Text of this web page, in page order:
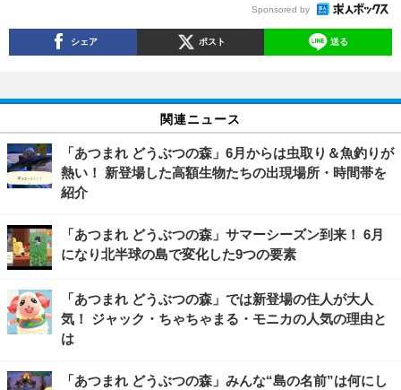
Sponsored by
シェア ポスト 送る
関連ニュース
「あつまれ どうぶつの森」6月からは虫取り＆魚釣りが
熱い！ 新登場した高額生物たちの出現場所・時間帯を
紹介
「あつまれ どうぶつの森」サマーシーズン到来！ 6月
になり北半球の島で変化した9つの要素
「あつまれ どうぶつの森」では新登場の住人が大人
気！ ジャック・ちゃちゃまる・モニカの人気の理由と
は
「あつまれ どうぶつの森」みんな“島の名前”は何にし